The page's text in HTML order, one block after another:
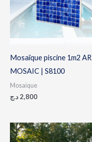
Mosaïque piscine 1m2
MOSAIC | S8100
Mosaïque
2,800د.ج
de